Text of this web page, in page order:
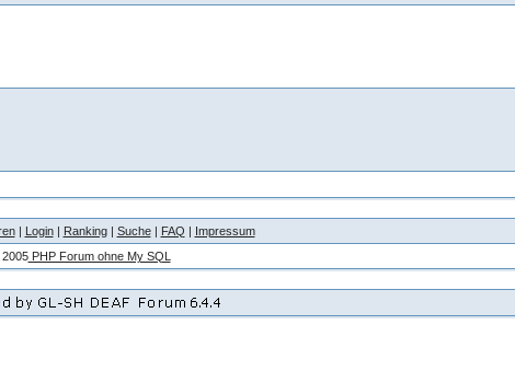
| Login| Ranking| Suche| FAQ | Impressum
PHP Forum ohne My SQL